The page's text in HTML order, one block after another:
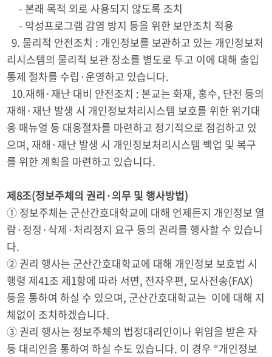
- 본래 목적 외로 사용되지 않도록 조치
- 악성프로그램 감염 방지 등을 위한 보안조치 적용
9. 물리적 안전조치 : 개인정보를 보관하고 있는 개인정보처
리시스템의 물리적 보관 장소를 별도로 두고 이에 대해 출입
통제 절차를 수립·운영하고 있습니다.
10.재해·재난 대비 안전조치 : 본교는 화재, 홍수, 단전 등의
재해·재난 발생 시 개인정보처리시스템 보호를 위한 위기대
응 매뉴얼 등 대응절차를 마련하고 정기적으로 점검하고 있
으며, 재해·재난 발생 시 개인정보처리시스템 백업 및 복구
를 위한 계획을 마련하고 있습니다.
제8조(정보주체의 권리·의무 및 행사방법)
① 정보주체는 군산간호대학교에 대해 언제든지 개인정보 열
람·정정·삭제·처리정지 요구 등의 권리를 행사할 수 있습니
다.
② 권리 행사는 군산간호대학교에 대해 개인정보 보호법 시
행령 제41조 제1항에 따라 서면, 전자우편, 모사전송(FAX)
등을 통하여 하실 수 있으며, 군산간호대학교는 이에 대해 지
체없이 조치하겠습니다.
③ 권리 행사는 정보주체의 법정대리인이나 위임을 받은 자
등 대리인을 통하여 하실 수도 있습니다. 이 경우 “개인정보